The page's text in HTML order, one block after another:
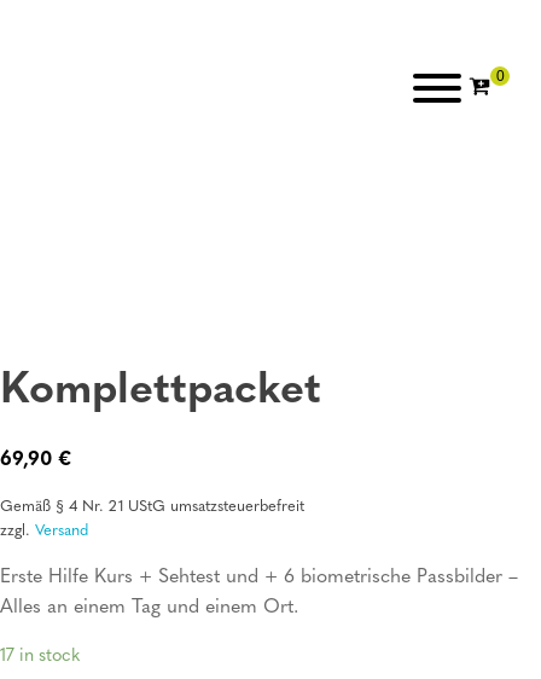
Komplettpacket
69,90 €
Gemäß § 4 Nr. 21 UStG umsatzsteuerbefreit
zzgl. Versand
Erste Hilfe Kurs + Sehtest und + 6 biometrische Passbilder –
Alles an einem Tag und einem Ort.
17 in stock